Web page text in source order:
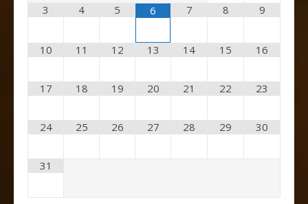
3 4 5 6 7 8 9
10 11 12 13 14 15 16
17 18 19 20 21 22 23
24 25 26 27 28 29 30
31